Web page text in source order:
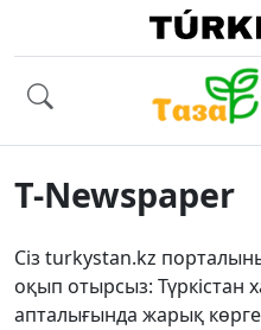
T-Newspaper
Сіз turkystan.kz
оқып отырсыз: Түркістан
апталығында жарық